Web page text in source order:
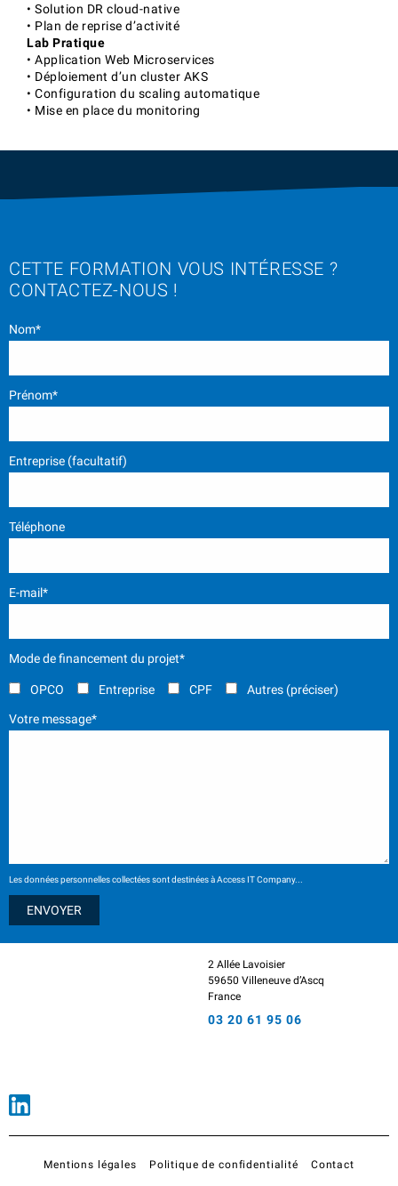
• Solution DR cloud-native
• Plan de reprise d’activité
Lab Pratique
• Application Web Microservices
• Déploiement d’un cluster AKS
• Configuration du scaling automatique
• Mise en place du monitoring
CETTE FORMATION VOUS INTÉRESSE ?
CONTACTEZ-NOUS !
Nom*
Prénom*
Entreprise (facultatif)
Téléphone
E-mail*
Mode de financement du projet*
OPCO Entreprise CPF Autres (préciser)
Votre message*
Les données personnelles collectées sont destinées à Access IT Company...
2 Allée Lavoisier
59650 Villeneuve d’Ascq
France
03 20 61 95 06
Mentions légales Politique de confidentialité Contact